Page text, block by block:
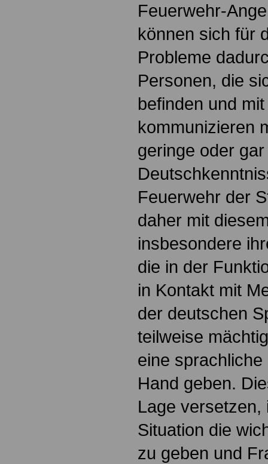
Feuerwehr-
können sich für
Probleme
Personen, die
befinden und
kommunizieren
geringe oder
Feuerwehr der
daher mit
insbesondere
die in der
in Kontakt mit
der deutschen
teilweise
eine
Hand geben.
Lage versetzen,
Situation die
zu geben und